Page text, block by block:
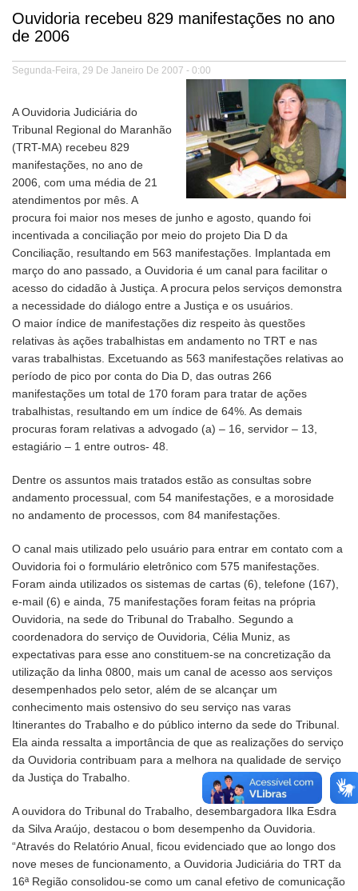
Ouvidoria recebeu 829 manifestações no ano
de 2006
Segunda-Feira, 29 De Janeiro De 2007 - 0:00
A Ouvidoria Judiciária do
Tribunal Regional do Maranhão
(TRT-MA) recebeu 829
manifestações, no ano de
2006, com uma média de 21
atendimentos por mês. A
procura foi maior nos meses de junho e agosto, quando foi
incentivada a conciliação por meio do projeto Dia D da
Conciliação, resultando em 563 manifestações. Implantada em
março do ano passado, a Ouvidoria é um canal para facilitar o
acesso do cidadão à Justiça. A procura pelos serviços demonstra
a necessidade do diálogo entre a Justiça e os usuários.
O maior índice de manifestações diz respeito às questões
relativas às ações trabalhistas em andamento no TRT e nas
varas trabalhistas. Excetuando as 563 manifestações relativas ao
período de pico por conta do Dia D, das outras 266
manifestações um total de 170 foram para tratar de ações
trabalhistas, resultando em um índice de 64%. As demais
procuras foram relativas a advogado (a) – 16, servidor – 13,
estagiário – 1 entre outros- 48.
Dentre os assuntos mais tratados estão as consultas sobre
andamento processual, com 54 manifestações, e a morosidade
no andamento de processos, com 84 manifestações.
O canal mais utilizado pelo usuário para entrar em contato com a
Ouvidoria foi o formulário eletrônico com 575 manifestações.
Foram ainda utilizados os sistemas de cartas (6), telefone (167),
e-mail (6) e ainda, 75 manifestações foram feitas na própria
Ouvidoria, na sede do Tribunal do Trabalho. Segundo a
coordenadora do serviço de Ouvidoria, Célia Muniz, as
expectativas para esse ano constituem-se na concretização da
utilização da linha 0800, mais um canal de acesso aos serviços
desempenhados pelo setor, além de se alcançar um
conhecimento mais ostensivo do seu serviço nas varas
Itinerantes do Trabalho e do público interno da sede do Tribunal.
Ela ainda ressalta a importância de que as realizações do serviço
da Ouvidoria contribuam para a melhora na qualidade de serviço
da Justiça do Trabalho.
A ouvidora do Tribunal do Trabalho, desembargadora Ilka Esdra
da Silva Araújo, destacou o bom desempenho da Ouvidoria.
“Através do Relatório Anual, ficou evidenciado que ao longo dos
nove meses de funcionamento, a Ouvidoria Judiciária do TRT da
16ª Região consolidou-se como um canal efetivo de comunicação